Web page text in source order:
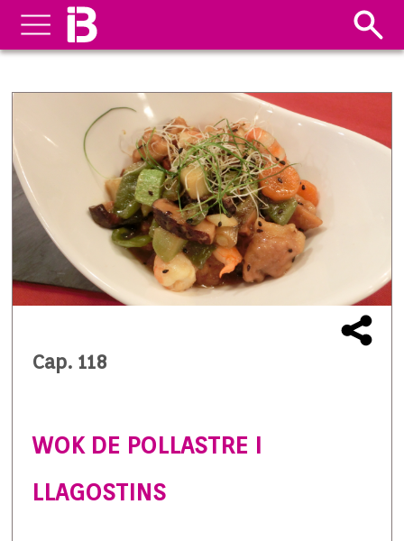
Cap. 118
WOK DE POLLASTRE I
LLAGOSTINS